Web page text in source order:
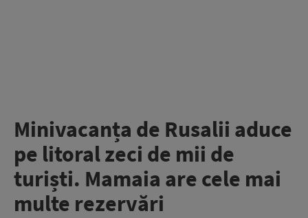
Minivacanța de Rusalii aduce
pe litoral zeci de mii de
turiști. Mamaia are cele mai
multe rezervări